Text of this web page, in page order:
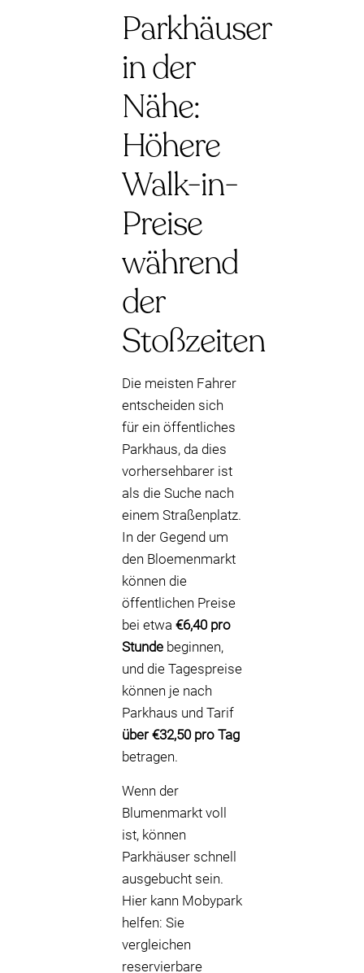
Parkhäuser
in der
Nähe:
Höhere
Walk-in-
Preise
während
der
Stoßzeiten
Die meisten Fahrer
entscheiden sich
für ein öffentliches
Parkhaus, da dies
vorhersehbarer ist
als die Suche nach
einem Straßenplatz.
In der Gegend um
den Bloemenmarkt
können die
öffentlichen Preise
bei etwa €6,40 pro
Stunde beginnen,
und die Tagespreise
können je nach
Parkhaus und Tarif
über €32,50 pro Tag
betragen.
Wenn der
Blumenmarkt voll
ist, können
Parkhäuser schnell
ausgebucht sein.
Hier kann Mobypark
helfen: Sie
vergleichen
reservierbare